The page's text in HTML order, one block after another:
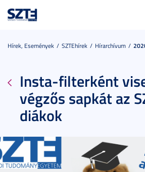
Hírek, Események SZTEhírek Hírarchívum
Insta-filterként
végzős sapkát az
diákok